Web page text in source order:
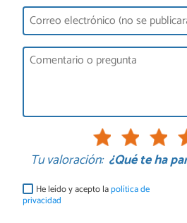
Tu valoración: ¿Qué te ha
He leído y acepto lapolítica de
privacidad